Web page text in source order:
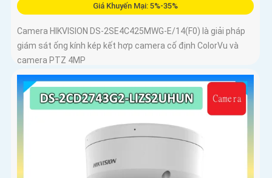
Giá Khuyến Mại: 5%-35%
Camera HIKVISION DS-2SE4C425MWG-E/14(F0) là giải pháp
giám sát ống kính kép kết hợp camera cố định ColorVu và
camera PTZ 4MP